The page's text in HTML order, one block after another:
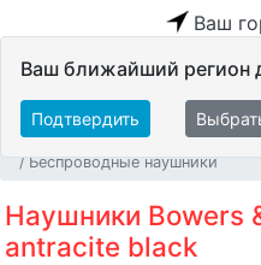
Ваш
Ваш ближайший регион
Подтвердить
Беспроводные наушники
Наушники Bowers
antracite black